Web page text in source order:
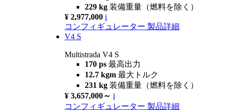
229 kg 装備重量（燃料を除く）
¥ 2,977,000 i
コンフィギュレーター 製品詳細
V4 S
Multistrada V4 S
170 ps 最高出力
12.7 kgm 最大トルク
231 kg 装備重量（燃料を除く）
¥ 3,657,000～ i
コンフィギュレーター 製品詳細